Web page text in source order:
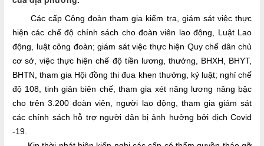
Các cấp Công đoàn tham gia kiểm tra, giám sát việc thực
hiện các chế độ chính sách cho đoàn viên lao động, Luật Lao
động, luật công đoàn; giám sát việc thực hiện Quy chế dân chủ
cơ sở, việc thực hiện chế độ tiền lương, thưởng, BHXH, BHYT,
BHTN, tham gia Hội đồng thi đua khen thưởng, kỷ luật; nghỉ chế
độ 108, tinh giản biên chế, tham gia xét nâng lương nâng bậc
cho trên 3.200 đoàn viên, người lao động, tham gia giám sát
các chính sách hỗ trợ người dân bị ảnh hưởng bởi dịch Covid
-19.